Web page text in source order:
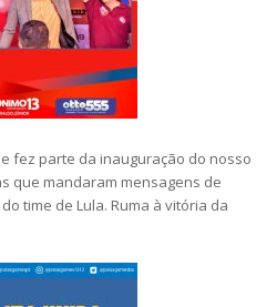
fez parte da inauguração do nosso
que mandaram mensagens de
time de Lula. Ruma à vitória da